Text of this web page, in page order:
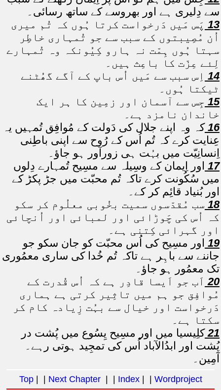
سے دِلیری ہے اور بھروسے کے ساتھ رسائی۔
13 پَس مَیں دَرخواست کرتا ہُوں کہ تُم میری
اُن مُصِیبتوں کے سبب سے جو تُمہاری خاطِر
سہتا ہُوں ہِمّت نہ ہارو کِیُونکہ وہ تُمہارے
لِئے عِزّت کا باعِث ہیں۔
14 اِس سبب سے مَیں اُس باپ کے آگے گھُٹنے
ٹیکتا ہُوں۔
15 جِس سے آسمان اور زمِین کا ہر ایک
خاندان نامزد ہے۔
16 کہ وہ اپنے جلال کی دَولت کے مُوافِق تُمہیں یہ
عِنایت کرے کہ تُم اُس کے رُوح سے اپنی باطِنی
اِنسانِیّت میں بہُت ہی زورآور ہو جاؤ۔
17 اور اِیمان کے وسِیلہ سے مسِیح تُمہارے دِلوں
میں سُکُونت کرے تاکہ تُم محبّت میں جڑ پکڑ کے
اور بُنیاد قائِم کر کے۔
18 سب مُقدّسوں سمیت بخُوبی معلُوم کر سکو
کہ اُس کی چَوڑائی اور لمبائی اور اُنچائی
اور گہرائی کِتنی ہے۔
19 اور مسِیح کی اُس محبّت کو جان سکو جو
جاننے سے باہِر ہے تاکہ تُم خُدا کی ساری معمُوری
تک معمُور ہو جاؤ۔
20 اَب جو اَیسا قادِر ہے کہ اُس قُدرت کے
مُوافِق جو ہم میں تاثِیر کرتی ہے ہماری
دَرخواست اور خیال سے بہُت زِیادہ کام کر
سکتا ہے۔
21 کلِیسیا میں اور مسِیح یِسُوع میں پُشت در
پُشت اور ابدُالآباد اُس کی تمجِید ہوتی رہے۔
آمِین۔
Top| | Next Chapter Index| | Wordproject